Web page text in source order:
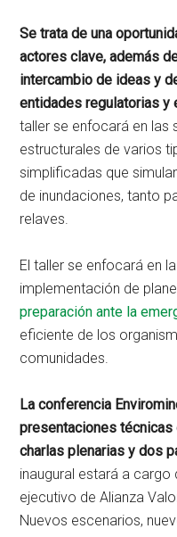
Se trata de una
actores clave, además
intercambio de ideas y
entidades regulatorias y
taller se enfocará en las
estructurales de varios
simplificadas que
de inundaciones, tanto
relaves.
El taller se enfocará en
implementación de
preparación ante la
eficiente de los
comunidades.
La conferencia
presentaciones
charlas plenarias y dos
inaugural estará a cargo
ejecutivo de Alianza
Nuevos escenarios,